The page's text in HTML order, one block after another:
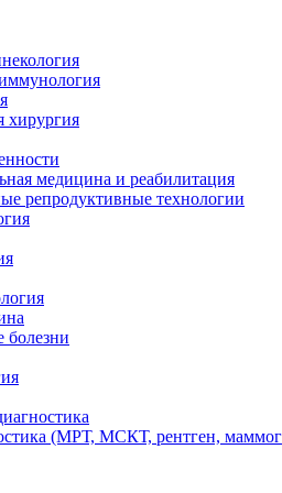
хирургия
медицина и реабилитация
репродуктивные технологии
(МРТ, МСКТ, рентген,